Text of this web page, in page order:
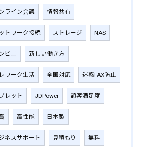
ライン会議 情報共有
トワーク接続 ストレージ NAS
ビニ 新しい働き方
ワーク生活 全国対応 迷惑FAX防止
レット JDPower 顧客満足度
高性能 日本製
ネスサポート 見積もり 無料